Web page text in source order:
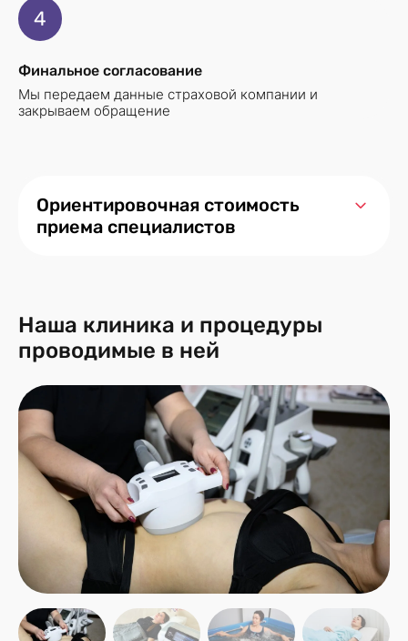
4
Финальное согласование
Мы передаем данные страховой компании и
закрываем обращение
Ориентировочная стоимость
приема специалистов
Наша клиника и процедуры
проводимые в ней